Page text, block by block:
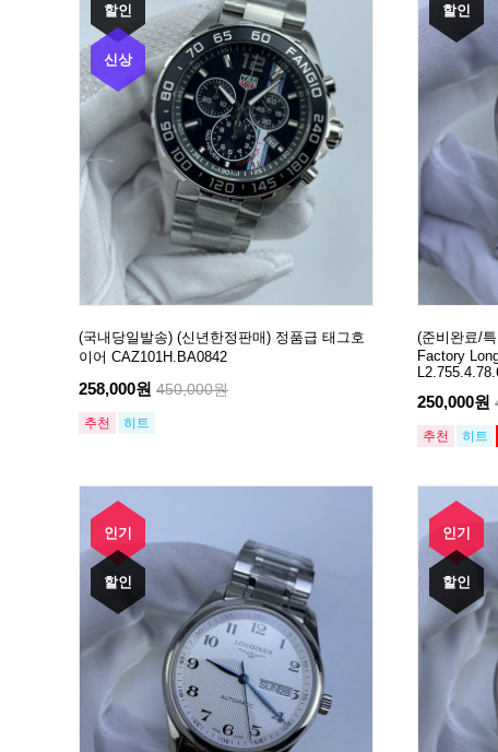
할인
신상
(국내당일발송) (신년한정판매) 정품급 태그호
이어 CAZ101H.BA0842
258,000원 450,000원
추천 히트
할인
(준비완료/
Factory
250,000원
추천 히트
인기
할인
인기
할인